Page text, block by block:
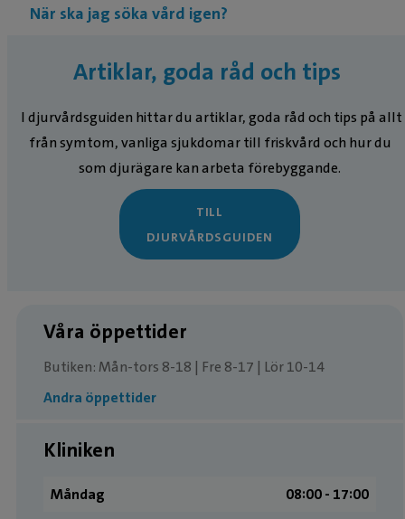
När ska jag söka vård igen?
Artiklar, goda råd och tips
I djurvårdsguiden hittar du artiklar, goda råd och tips på allt
från symtom, vanliga sjukdomar till friskvård och hur du
som djurägare kan arbeta förebyggande.
TILL
DJURVÅRDSGUIDEN
Våra öppettider
Butiken: Mån-tors 8-18 | Fre 8-17 | Lör 10-14
Andra öppettider
Kliniken
Måndag
08:00 ­- 17:00